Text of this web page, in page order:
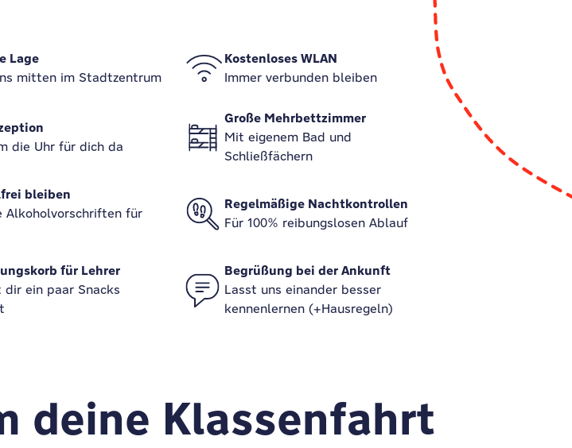
Lage
mitten im Stadtzentrum
Kostenloses WLAN
Immer verbunden bleiben
die Uhr für dich da
Große Mehrbettzimmer
Mit eigenem Bad und
Schließfächern
bleiben
Alkoholvorschriften für
Regelmäßige Nachtkontrollen
Für 100% reibungslosen Ablauf
für Lehrer
dir ein paar Snacks
Begrüßung bei der Ankunft
Lasst uns einander besser
kennenlernen (+Hausregeln)
deine Klassenfahrt